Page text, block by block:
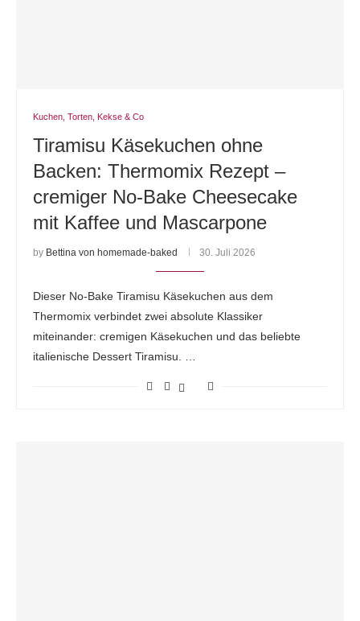
Kuchen, Torten, Kekse & Co
Tiramisu Käsekuchen ohne
Backen: Thermomix Rezept –
cremiger No-Bake Cheesecake
mit Kaffee und Mascarpone
by Bettina von homemade-baked 30. Juli 2026
Dieser No-Bake Tiramisu Käsekuchen aus dem
Thermomix verbindet zwei absolute Klassiker
miteinander: cremigen Käsekuchen und das beliebte
italienische Dessert Tiramisu. …